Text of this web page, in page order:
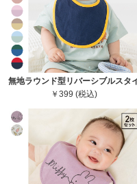
無地ラウンド型リバーシブルスタ
￥399 (税込)